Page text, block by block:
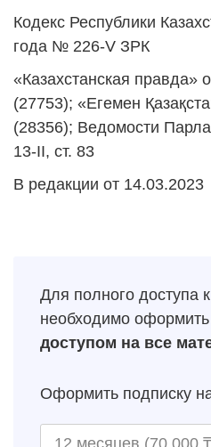
Кодекс Республики
года № 226-V ЗРК
«Казахстанская правда»
(27753); «Егемен
(28356); Ведомости
13-II, ст. 83
В редакции от 14.03.2023
Для полного доступа
необходимо оформить
доступом на все
Оформить подписку